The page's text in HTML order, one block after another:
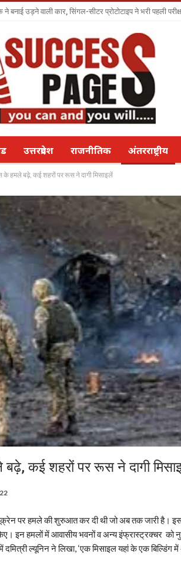
बनाई उड़ने वाली कार, सिंगल-सीटर प्रोटोटाइप ने भरी पहली
उत्तरप्रदेश राजनीतिक अंतरराष्ट्रीय
हमले बढ़े, कई शहरों पर रूस ने दागी मिसाइलें
कई शहरों पर रूस ने दागी
पर हमले की शुरुआत कर दी थी जो अब तक जारी है।
इन हमलों में आवासीय भवनों व अन्य इंफ्रास्ट्रक्चर को
ल्यूनिन ने लिखा, ‘एक मिसाइल यहां के एक